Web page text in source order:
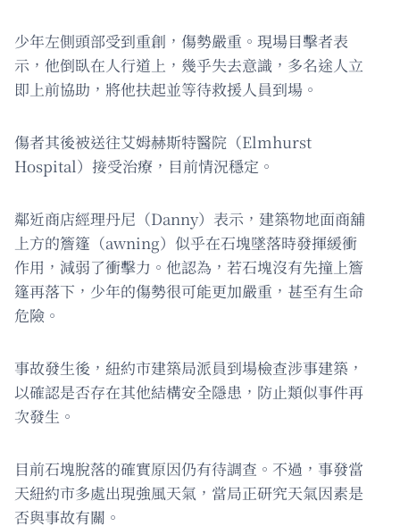
少年左側頭部受到重創，傷勢嚴重。現場目擊者表
示，他倒臥在人行道上，幾乎失去意識，多名途人立
即上前協助，將他扶起並等待救援人員到場。
傷者其後被送往艾姆赫斯特醫院（Elmhurst
Hospital）接受治療，目前情況穩定。
鄰近商店經理丹尼（Danny）表示，建築物地面商舖
上方的簷篷（awning）似乎在石塊墜落時發揮緩衝
作用，減弱了衝擊力。他認為，若石塊沒有先撞上簷
篷再落下，少年的傷勢很可能更加嚴重，甚至有生命
危險。
事故發生後，紐約市建築局派員到場檢查涉事建築，
以確認是否存在其他結構安全隱患，防止類似事件再
次發生。
目前石塊脫落的確實原因仍有待調查。不過，事發當
天紐約市多處出現強風天氣，當局正研究天氣因素是
否與事故有關。